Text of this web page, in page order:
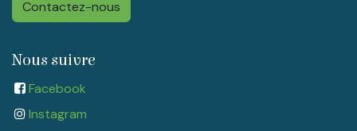
Contactez-nous
Nous suivre
Facebook
Instagram​